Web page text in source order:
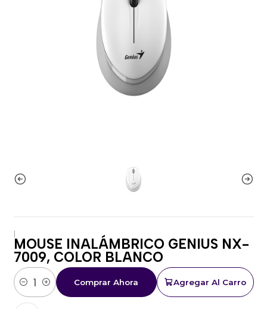
|
MOUSE INALÁMBRICO GENIUS NX-
7009, COLOR BLANCO
Cantidad
Agregar Al Carro
Comprar Ahora